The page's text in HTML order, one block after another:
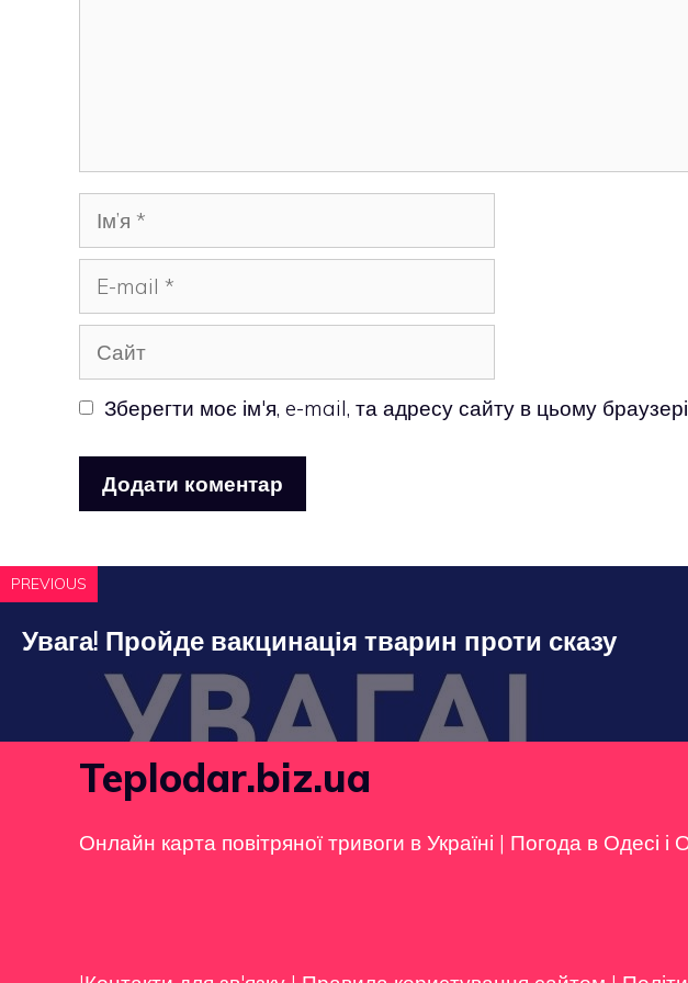
Ім’я
mail
Сайт
Зберегти моє ім'я, e-mail, та адресу сайту в цьому
PREVIOUS
Увага! Пройде вакцинація тварин проти сказу
Teplodar.biz.ua
Онлайн карта повітряної тривоги в Україні | Погода в Одесі і